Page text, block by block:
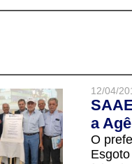
12/04/
a
O